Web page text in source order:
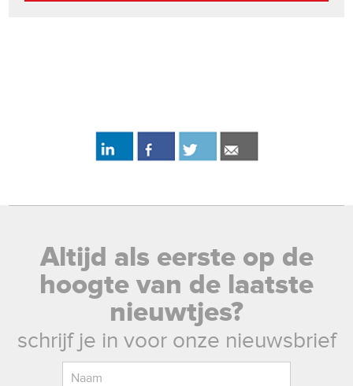
Altijd als eerste op de
hoogte van de laatste
nieuwtjes?
schrijf je in voor onze nieuwsbrief